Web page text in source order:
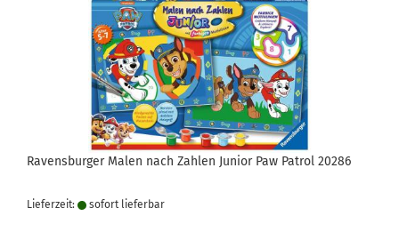
Ravensburger Malen nach Zahlen Junior Paw Patrol 20286
Lieferzeit: sofort lie­fer­bar